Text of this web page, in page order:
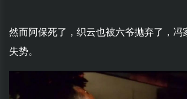
然而阿保死了，织云也被六爷抛弃了，冯
失势。